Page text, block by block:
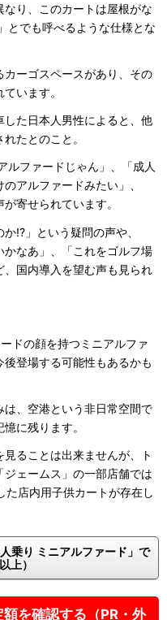
り、このカートは屋根がな
とでも呼べるような仕様とな
ーゴスペースがあり、その
います。
た日本人男性によると、他
たとのこと。
ファードじゃん」、「成人
アルファードみたい」、
寄せられています。
!?」という疑問の声や、
かなあ」、「これをゴルフ場
国内導入を望む声も見られ
ドの顔を持つミニアルファ
登場する可能性もあるかも
、空港という非日常空間で
に残ります。
ることは出来ませんが、ト
ェームス」の一部店舗では
た店内用子供カートが存在し
乗り ミニアルファード」で
上）
額を確認する（PR・外